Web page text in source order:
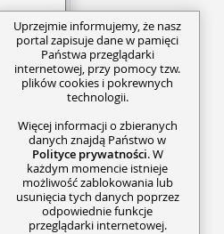
Uprzejmie informujemy, że nasz
portal zapisuje dane w pamięci
Państwa przeglądarki
internetowej, przy pomocy tzw.
plików cookies i pokrewnych
technologii.
Więcej informacji o zbieranych
danych znajdą Państwo w
Polityce prywatności. W
każdym momencie istnieje
możliwość zablokowania lub
usunięcia tych danych poprzez
odpowiednie funkcje
przeglądarki internetowej.